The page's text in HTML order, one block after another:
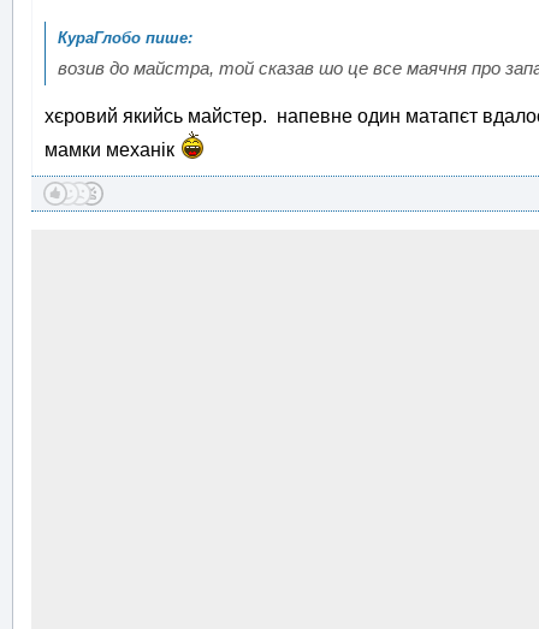
возив до майстра, той сказав шо це все маячня про
хєровий якийсь майстер. напевне один матапєт
мамки механік